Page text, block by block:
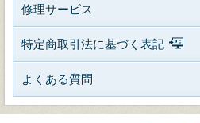
修理サービス
特定商取引法に基づく表記
よくある質問